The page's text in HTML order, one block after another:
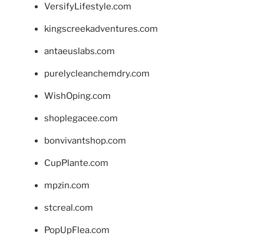
VersifyLifestyle.com
kingscreekadventures.com
antaeuslabs.com
purelycleanchemdry.com
WishOping.com
shoplegacee.com
bonvivantshop.com
CupPlante.com
mpzin.com
stcreal.com
PopUpFlea.com